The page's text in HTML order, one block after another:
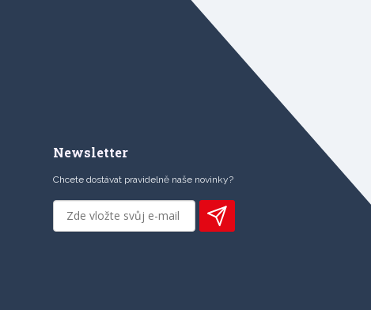
Newsletter
Chcete dostávat pravidelně naše novinky?